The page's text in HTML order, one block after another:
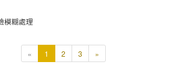
模糊處理
« 1
頁
2 3 »